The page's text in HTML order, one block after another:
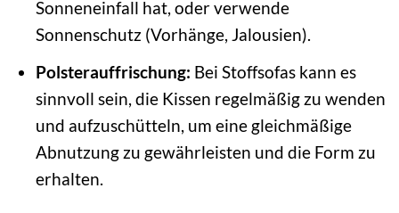
Sonneneinfall hat, oder verwende
Sonnenschutz (Vorhänge, Jalousien).
Polsterauffrischung: Bei Stoffsofas kann es
sinnvoll sein, die Kissen regelmäßig zu wenden
und aufzuschütteln, um eine gleichmäßige
Abnutzung zu gewährleisten und die Form zu
erhalten.